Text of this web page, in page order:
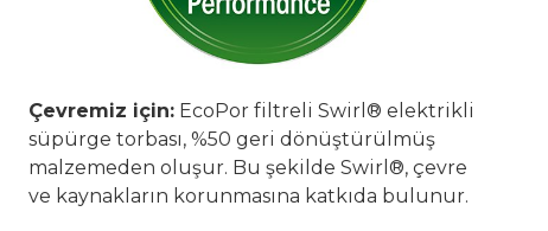
Çevremiz için: EcoPor filtreli Swirl® elektrikli
süpürge torbası, %50 geri dönüştürülmüş
malzemeden oluşur. Bu şekilde Swirl®, çevre
ve kaynakların korunmasına katkıda bulunur.